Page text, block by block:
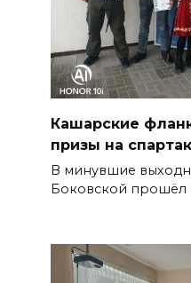
Кашарские
призы на
В минувшие
Боковской прошёл